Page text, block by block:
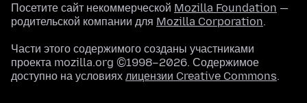
Посетите сайт некоммерческой Mozilla Foundation —
родительской компании для Mozilla Corporation.
Части этого содержимого созданы участниками
проекта mozilla.org ©1998–2026. Содержимое
доступно на условиях лицензии Creative Commons.